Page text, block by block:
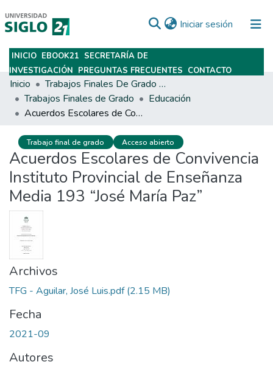
Iniciar sesión (current)
Subir
INICIO EBOOK21 SECRETARÍA DE
INVESTIGACIÓN PREGUNTAS FRECUENTES CONTACTO
Inicio
Trabajos Finales De Grado Y Posgrado
Trabajos Finales de Grado
Educación
Acuerdos Escolares de Convivencia Instituto Provincial de Enseñanza Media 193 “José María Paz”
Trabajo final de grado Acceso abierto
Acuerdos Escolares de Convivencia
Instituto Provincial de Enseñanza
Media 193 “José María Paz”
Archivos
TFG - Aguilar, José Luis.pdf(2.15 MB)
Fecha
2021-09
Autores